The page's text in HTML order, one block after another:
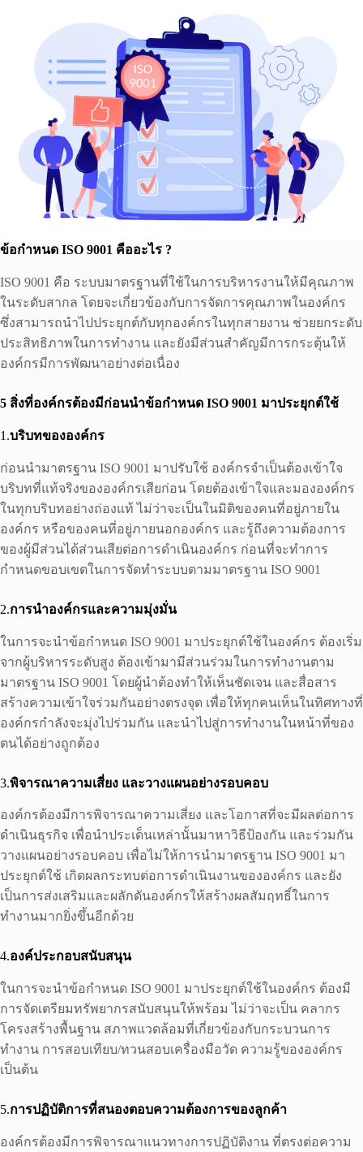
ข้อกำหนด ISO 9001 คืออะไร ?
ISO 9001 คือ ระบบมาตรฐานที่ใช้ในการบริหารงานให้มีคุณภาพ
ในระดับสากล โดยจะเกี่ยวข้องกับการจัดการคุณภาพในองค์กร
ซึ่งสามารถนำไปประยุกต์กับทุกองค์กรในทุกสายงาน ช่วยยกระดับ
ประสิทธิภาพในการทำงาน และยังมีส่วนสำคัญมีการกระตุ้นให้
องค์กรมีการพัฒนาอย่างต่อเนื่อง
5 สิ่งที่องค์กรต้องมีก่อนนำข้อกำหนด ISO 9001 มาประยุกต์ใช้
1.บริบทขององค์กร
ก่อนนำมาตรฐาน ISO 9001 มาปรับใช้ องค์กรจำเป็นต้องเข้าใจ
บริบทที่แท้จริงขององค์กรเสียก่อน โดยต้องเข้าใจและมององค์กร
ในทุกบริบทอย่างถ่องแท้ ไม่ว่าจะเป็นในมิติของคนที่อยู่ภายใน
องค์กร หรือของคนที่อยู่ภายนอกองค์กร และรู้ถึงความต้องการ
ของผู้มีส่วนได้ส่วนเสียต่อการดำเนินองค์กร ก่อนที่จะทำการ
กำหนดขอบเขตในการจัดทำระบบตามมาตรฐาน ISO 9001
2.การนำองค์กรและความมุ่งมั่น
ในการจะนำข้อกำหนด ISO 9001 มาประยุกต์ใช้ในองค์กร ต้องเริ่ม
จากผู้บริหารระดับสูง ต้องเข้ามามีส่วนร่วมในการทำงานตาม
มาตรฐาน ISO 9001 โดยผู้นำต้องทำให้เห็นชัดเจน และสื่อสาร
สร้างความเข้าใจร่วมกันอย่างตรงจุด เพื่อให้ทุกคนเห็นในทิศทางที่
องค์กรกำลังจะมุ่งไปร่วมกัน และนำไปสู่การทำงานในหน้าที่ของ
ตนได้อย่างถูกต้อง
3.พิจารณาความเสี่ยง และวางแผนอย่างรอบคอบ
องค์กรต้องมีการพิจารณาความเสี่ยง และโอกาสที่จะมีผลต่อการ
ดำเนินธุรกิจ เพื่อนำประเด็นเหล่านั้นมาหาวิธีป้องกัน และร่วมกัน
วางแผนอย่างรอบคอบ เพื่อไม่ให้การนำมาตรฐาน ISO 9001 มา
ประยุกต์ใช้ เกิดผลกระทบต่อการดำเนินงานขององค์กร และยัง
เป็นการส่งเสริมและผลักดันองค์กรให้สร้างผลสัมฤทธิ์ในการ
ทำงานมากยิ่งขึ้นอีกด้วย
4.องค์ประกอบสนับสนุน
ในการจะนำข้อกำหนด ISO 9001 มาประยุกต์ใช้ในองค์กร ต้องมี
การจัดเตรียมทรัพยากรสนับสนุนให้พร้อม ไม่ว่าจะเป็น คลากร
โครงสร้างพื้นฐาน สภาพแวดล้อมที่เกี่ยวข้องกับกระบวนการ
ทำงาน การสอบเทียบ/ทวนสอบเครื่องมือวัด ความรู้ขององค์กร
เป็นต้น
5.การปฏิบัติการที่สนองตอบความต้องการของลูกค้า
องค์กรต้องมีการพิจารณาแนวทางการปฏิบัติงาน ที่ตรงต่อความ